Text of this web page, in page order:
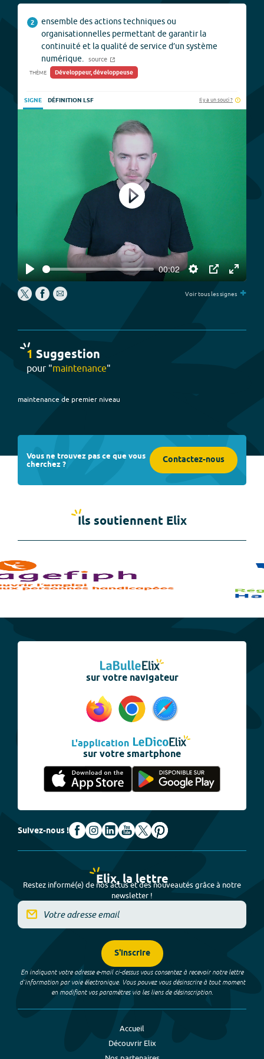
2
ensemble des actions techniques ou
organisationnelles permettant de garantir la
continuité et la qualité de service d’un système
numérique.
source
THÈME Développeur, développeuse
SIGNE DÉFINITION LSF Il y a un souci ?
Play
00:02
Settings
PIP
Enter
Play
Voir tous les signes +
1 Suggestion
pour "maintenance"
maintenance de premier niveau
Vous ne trouvez pas ce que vous
cherchez ? Contactez-nous
Ils soutiennent Elix
sur votre navigateur
L'application
sur votre smartphone
Suivez-nous !
Elix, la lettre
Restez informé(e) de nos actus et des nouveautés grâce à notre
newsletter !
S'inscrire
En indiquant votre adresse e-mail ci-dessus vous consentez à recevoir notre lettre
d’information par voie électronique. Vous pouvez vous désinscrire à tout moment
en modifiant vos paramètres via les liens de désinscription.
Accueil
Découvrir Elix